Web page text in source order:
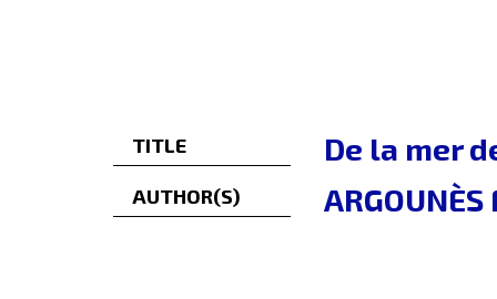
TITLE De la mer
AUTHOR(S)